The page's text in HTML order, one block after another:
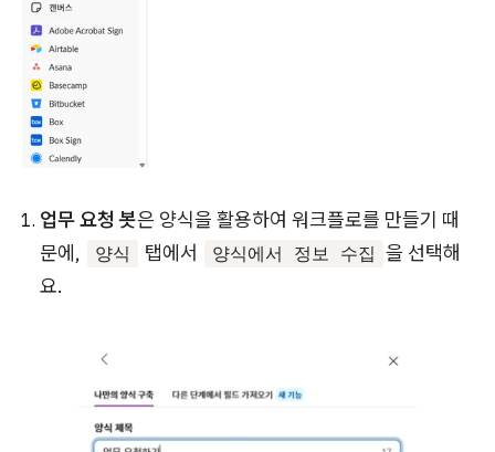
업무 요청 봇은 양식을 활용하여 워크플로를 만들기 때
문에,
양식 탭에서 양식에서 정보 수집 을 선택해
요.